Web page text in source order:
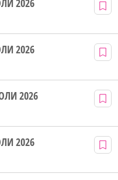
2026
2026
2026